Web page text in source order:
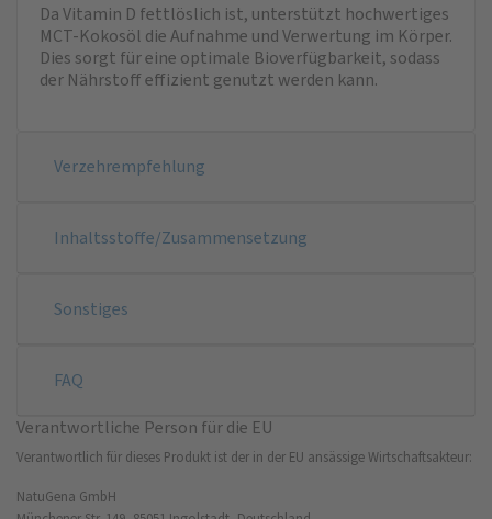
Da Vitamin D fettlöslich ist, unterstützt hochwertiges
MCT-Kokosöl die Aufnahme und Verwertung im Körper.
Dies sorgt für eine optimale Bioverfügbarkeit, sodass
der Nährstoff effizient genutzt werden kann.
Verzehrempfehlung
Inhaltsstoffe/Zusammensetzung
Sonstiges
FAQ
Verantwortliche Person für die EU
Verantwortlich für dieses Produkt ist der in der EU ansässige Wirtschaftsakteur:
NatuGena GmbH